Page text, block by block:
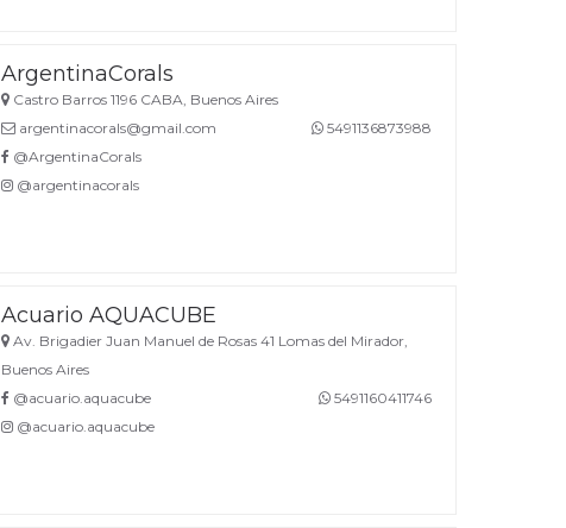
ArgentinaCorals
Castro Barros 1196 CABA, Buenos Aires
argentinacorals@gmail.com
@ArgentinaCorals
@argentinacorals
5491136873988
Acuario AQUACUBE
Av. Brigadier Juan Manuel de Rosas 41 Lomas del Mirador,
Buenos Aires
@acuario.aquacube
@acuario.aquacube
5491160411746